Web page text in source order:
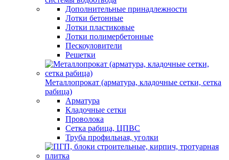
Дополнительные принадлежности
Лотки бетонные
Лотки пластиковые
Лотки полимербетонные
Пескоуловители
Решетки
Металлопрокат (арматура, кладочные сетки, сетка
рабица)
Арматура
Кладочные сетки
Проволока
Сетка рабица, ЦПВС
Труба профильная, уголки